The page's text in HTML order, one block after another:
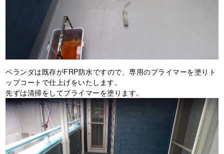
ベランダは既存がFRP防水ですので、専用のプライマーを塗りト
ップコートで仕上げをいたします。
先ずは清掃をしてプライマーを塗ります。